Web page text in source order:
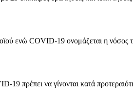
ενώ COVID-19 ονομάζεται η νόσος
πρέπει να γίνονται κατά